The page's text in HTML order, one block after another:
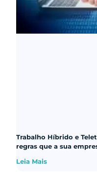
Trabalho Híbrido e
regras que a sua
Leia Mais